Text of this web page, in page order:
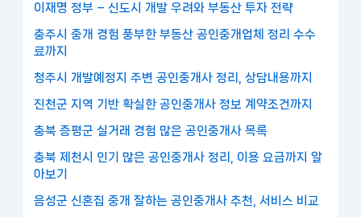
이재명 정부 – 신도시 개발 우려와 부동산 투자 전략
충주시 중개 경험 풍부한 부동산 공인중개업체 정리 수수
료까지
청주시 개발예정지 주변 공인중개사 정리, 상담내용까지
진천군 지역 기반 확실한 공인중개사 정보 계약조건까지
충북 증평군 실거래 경험 많은 공인중개사 목록
충북 제천시 인기 많은 공인중개사 정리, 이용 요금까지 알
아보기
음성군 신혼집 중개 잘하는 공인중개사 추천, 서비스 비교